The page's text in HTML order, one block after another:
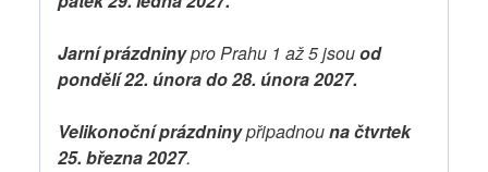
Jarní prázdninypro Prahu 1 až 5 jsouod
pondělí 22. února do 28. února 2027.
Velikonoční prázdninypřipadnouna čtvrtek
25. března 2027.